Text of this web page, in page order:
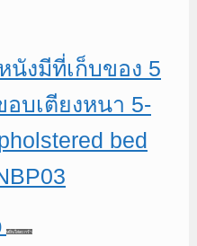
นังมีที่เก็บของ 5
บเตียงหนา 5-
bed
Current
หยิบใส่ตะกร้า